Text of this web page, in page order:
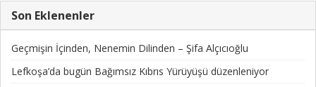
Son Eklenenler
Geçmişin İçinden, Nenemin Dilinden – Şifa Alçıcıoğlu
Lefkoşa’da bugün Bağımsız Kıbrıs Yürüyüşü düzenleniyor